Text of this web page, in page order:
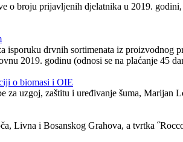
o broju prijavljenih djelatnika u 2019.
drvnih sortimenata iz proizvodnog
2019. godinu (odnosi se na plaćanje 45
o biomasi i OIE
uzgoj, zaštitu i uređivanje šuma, Marijan
Livna i Bosanskog Grahova, a tvrtka